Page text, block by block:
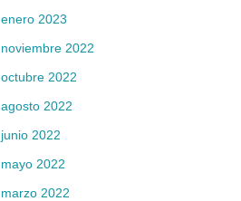
enero 2023
noviembre 2022
octubre 2022
agosto 2022
junio 2022
mayo 2022
marzo 2022